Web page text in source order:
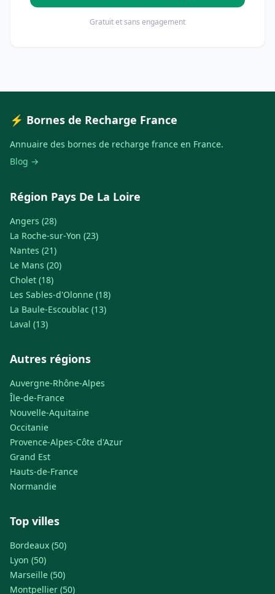
Gratuit et sans engagement
⚡ Bornes de Recharge France
Annuaire des bornes de recharge france en France.
Blog →
Région Pays De La Loire
Angers (28)
La Roche-sur-Yon (23)
Nantes (21)
Le Mans (20)
Cholet (18)
Les Sables-d'Olonne (18)
La Baule-Escoublac (13)
Laval (13)
Autres régions
Auvergne-Rhône-Alpes
Île-de-France
Nouvelle-Aquitaine
Occitanie
Provence-Alpes-Côte d'Azur
Grand Est
Hauts-de-France
Normandie
Top villes
Bordeaux (50)
Lyon (50)
Marseille (50)
Montpellier (50)